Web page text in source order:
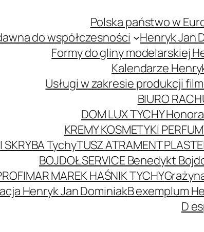
Polska państwo w
do współczesności
Henryk Jan
Formy do gliny modelarskiej
Kalendarze
Usługi w zakresie produkcji
BIURO
DOM LUX TYCHY
KREMY KOSMETYKI
SKRYBA TychyTUSZ ATRAMENT
BOJDOŁ SERVICE Benedykt
MAREK HAŚNIK TYCHY
Henryk Jan DominiakB exemplum
D